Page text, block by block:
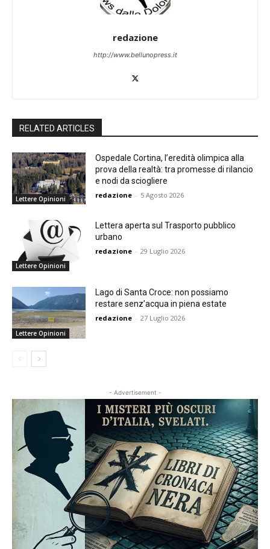
redazione
http://www.bellunopress.it
RELATED ARTICLES
Lettere Opinioni
Ospedale Cortina, l’eredità olimpica alla
prova della realtà: tra promesse di rilancio
e nodi da sciogliere
redazione - 5 Agosto 2026
Lettere Opinioni
Lettera aperta sul Trasporto pubblico
urbano
redazione - 29 Luglio 2026
Lettere Opinioni
Lago di Santa Croce: non possiamo
restare senz’acqua in piena estate
redazione - 27 Luglio 2026
- Advertisement -